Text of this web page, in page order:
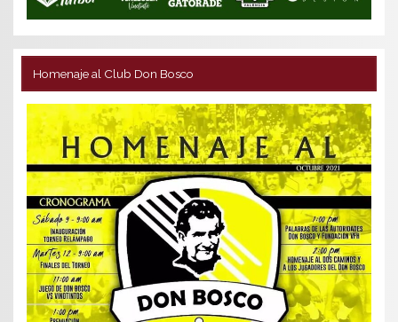
Homenaje al Club Don Bosco